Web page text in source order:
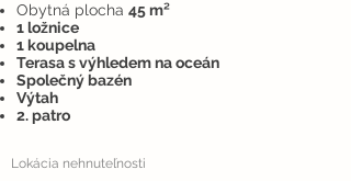
Obytná plocha 45 m²
1 ložnice
1 koupelna
Terasa s výhledem na oceán
Společný bazén
Výtah
2. patro
Lokácia nehnuteľnosti